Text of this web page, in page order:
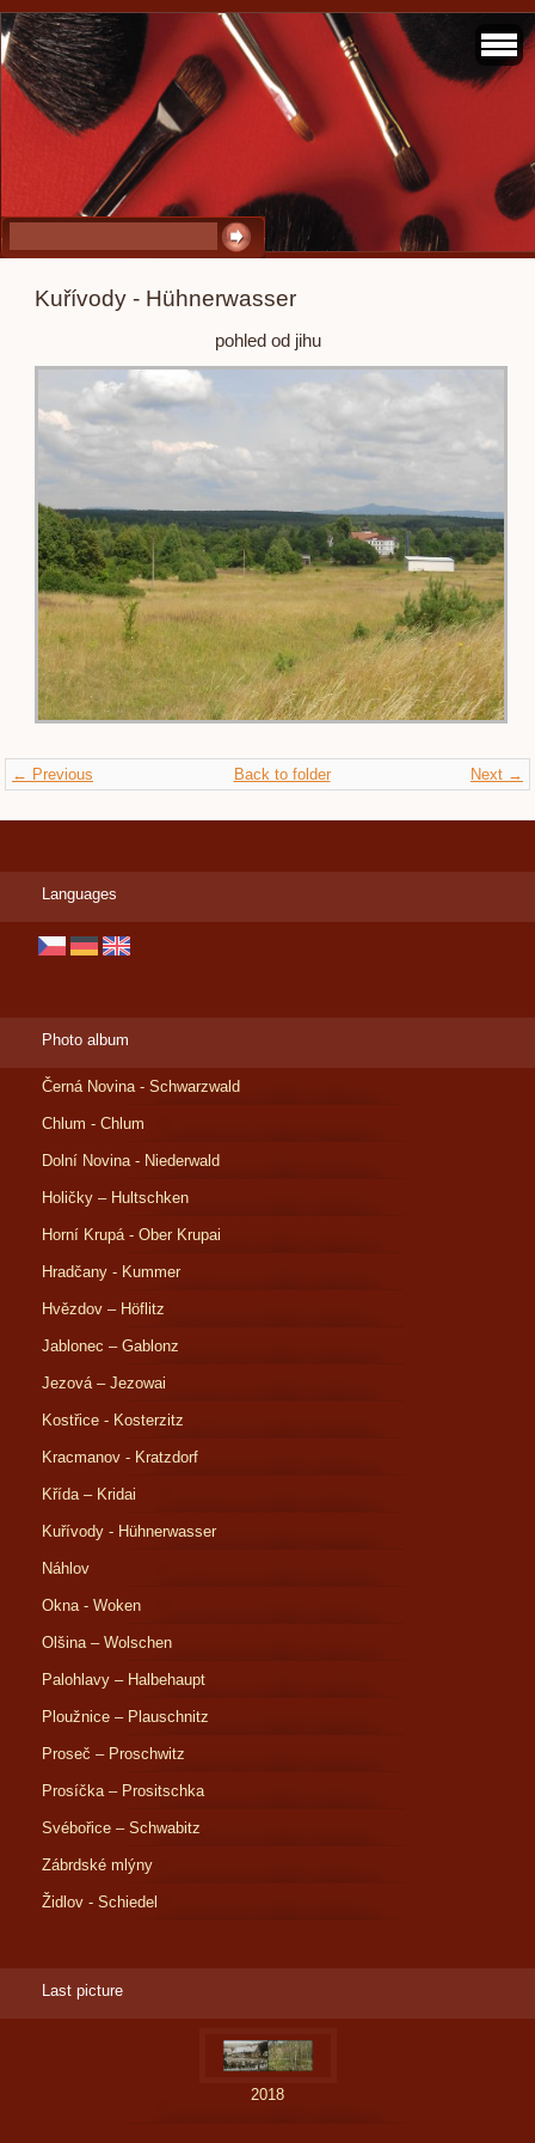
Kuřívody - Hühnerwasser
pohled od jihu
← Previous Next →
Back to folder
Languages
Photo album
Černá Novina - Schwarzwald
Chlum - Chlum
Dolní Novina - Niederwald
Holičky – Hultschken
Horní Krupá - Ober Krupai
Hradčany - Kummer
Hvězdov – Höflitz
Jablonec – Gablonz
Jezová – Jezowai
Kostřice - Kosterzitz
Kracmanov - Kratzdorf
Křída – Kridai
Kuřívody - Hühnerwasser
Náhlov
Okna - Woken
Olšina – Wolschen
Palohlavy – Halbehaupt
Ploužnice – Plauschnitz
Proseč – Proschwitz
Prosíčka – Prositschka
Svébořice – Schwabitz
Zábrdské mlýny
Židlov - Schiedel
Last picture
2018